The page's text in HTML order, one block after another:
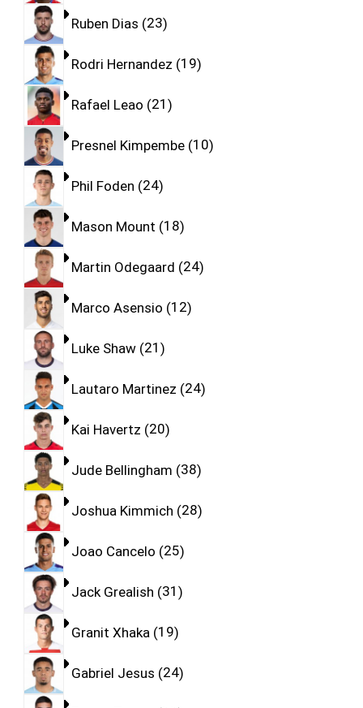
Ruben Dias 23
Rodri Hernandez 19
Rafael Leao 21
Presnel Kimpembe 10
Phil Foden 24
Mason Mount 18
Martin Odegaard 24
Marco Asensio 12
Luke Shaw 21
Lautaro Martinez 24
Kai Havertz 20
Jude Bellingham 38
Joshua Kimmich 28
Joao Cancelo 25
Jack Grealish 31
Granit Xhaka 19
Gabriel Jesus 24